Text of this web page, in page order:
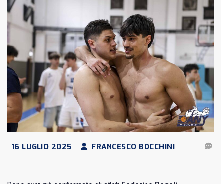
16 LUGLIO 2025 FRANCESCO BOCCHINI